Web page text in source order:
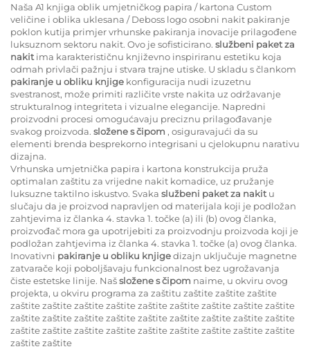
Naša A1 knjiga oblik umjetničkog papira / kartona Custom
veličine i oblika uklesana / Deboss logo osobni nakit pakiranje
poklon kutija primjer vrhunske pakiranja inovacije prilagođene
luksuznom sektoru nakit. Ovo je sofisticirano. službeni paket za
nakit ima karakterističnu književno inspiriranu estetiku koja
odmah privlači pažnju i stvara trajne utiske. U skladu s člankom
pakiranje u obliku knjige konfiguracija nudi izuzetnu
svestranost, može primiti različite vrste nakita uz održavanje
strukturalnog integriteta i vizualne elegancije. Napredni
proizvodni procesi omogućavaju preciznu prilagođavanje
svakog proizvoda. složene s čipom , osiguravajući da su
elementi brenda besprekorno integrisani u cjelokupnu narativu
dizajna.
Vrhunska umjetnička papira i kartona konstrukcija pruža
optimalan zaštitu za vrijedne nakit komadice, uz pružanje
luksuzne taktilno iskustvo. Svaka službeni paket za nakit u
slučaju da je proizvod napravljen od materijala koji je podložan
zahtjevima iz članka 4. stavka 1. točke (a) ili (b) ovog članka,
proizvođač mora ga upotrijebiti za proizvodnju proizvoda koji je
podložan zahtjevima iz članka 4. stavka 1. točke (a) ovog članka.
Inovativni pakiranje u obliku knjigedizajn uključuje magnetne
zatvarače koji poboljšavaju funkcionalnost bez ugrožavanja
čiste estetske linije. Našsložene s čipom naime, u okviru ovog
projekta, u okviru programa za zaštitu zaštite zaštite zaštite
zaštite zaštite zaštite zaštite zaštite zaštite zaštite zaštite zaštite
zaštite zaštite zaštite zaštite zaštite zaštite zaštite zaštite zaštite
zaštite zaštite zaštite zaštite zaštite zaštite zaštite zaštite zaštite
zaštite zaštite